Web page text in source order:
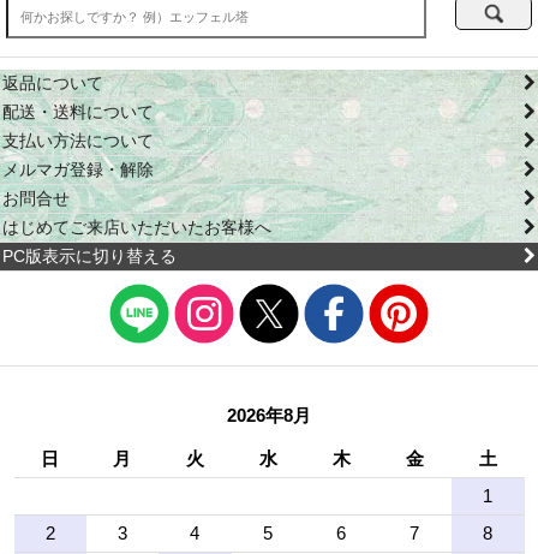
返品について
配送・送料について
支払い方法について
メルマガ登録・解除
お問合せ
はじめてご来店いただいたお客様へ
PC版表示に切り替える
2026年8月
日 月 火 水 木 金
土
1
2
3 4 5 6 7
8